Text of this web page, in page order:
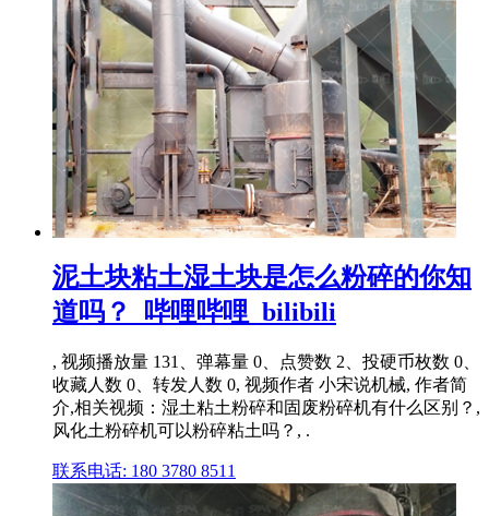
泥土块粘土湿土块是怎么粉碎的你知
道吗？_哔哩哔哩_bilibili
, 视频播放量 131、弹幕量 0、点赞数 2、投硬币枚数 0、
收藏人数 0、转发人数 0, 视频作者 小宋说机械, 作者简
介,相关视频：湿土粘土粉碎和固废粉碎机有什么区别？,
风化土粉碎机可以粉碎粘土吗？, .
联系电话: 180 3780 8511